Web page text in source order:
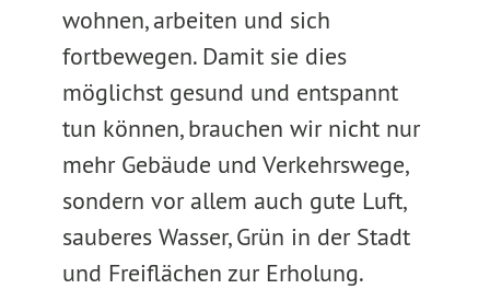
wohnen, arbeiten und sich
fortbewegen. Damit sie dies
möglichst gesund und entspannt
tun können, brauchen wir nicht nur
mehr Gebäude und Verkehrswege,
sondern vor allem auch gute Luft,
sauberes Wasser, Grün in der Stadt
und Freiflächen zur Erholung.